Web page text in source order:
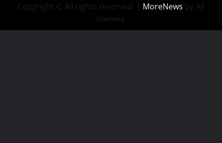
Copyright © All rights reserved. | MoreNews by AF
themes.